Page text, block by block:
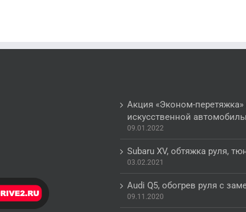
Акция «Эконом-
искусственной
09.01.2022
Subaru XV, обтяжка руля,
03.02.2021
Audi Q5, обогрев руля с
09.11.2020